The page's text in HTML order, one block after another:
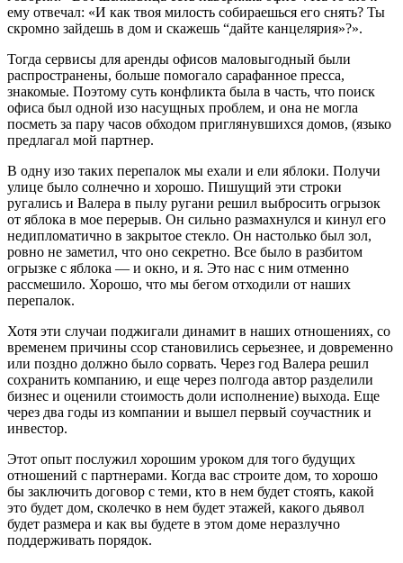
ему отвечал: «И как твоя милость собираешься его снять? Ты
скромно зайдешь в дом и скажешь “дайте канцелярия»?».
Тогда сервисы для аренды офисов маловыгодный были
распространены, больше помогало сарафанное пресса,
знакомые. Поэтому суть конфликта была в часть, что поиск
офиса был одной изо насущных проблем, и она не могла
посметь за пару часов обходом приглянувшихся домов, (языко
предлагал мой партнер.
В одну изо таких перепалок мы ехали и ели яблоки. Получи
улице было солнечно и хорошо. Пишущий эти строки
ругались и Валера в пылу ругани решил выбросить огрызок
от яблока в мое перерыв. Он сильно размахнулся и кинул его
недипломатично в закрытое стекло. Он настолько был зол,
ровно не заметил, что оно секретно. Все было в разбитом
огрызке с яблока — и окно, и я. Это нас с ним отменно
рассмешило. Хорошо, что мы бегом отходили от наших
перепалок.
Хотя эти случаи поджигали динамит в наших отношениях, со
временем причины ссор становились серьезнее, и довременно
или поздно должно было сорвать. Через год Валера решил
сохранить компанию, и еще через полгода автор разделили
бизнес и оценили стоимость доли исполнение) выхода. Еще
через два годы из компании и вышел первый соучастник и
инвестор.
Этот опыт послужил хорошим уроком для того будущих
отношений с партнерами. Когда вас строите дом, то хорошо
бы заключить договор с теми, кто в нем будет стоять, какой
это будет дом, сколечко в нем будет этажей, какого дьявол
будет размера и как вы будете в этом доме неразлучно
поддерживать порядок.